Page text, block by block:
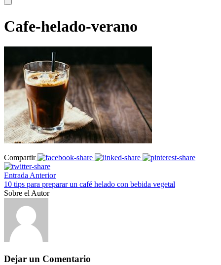
Cafe-helado-verano
Compartir
Entrada Anterior
10 tips para preparar un café helado con bebida vegetal
Sobre el Autor
Dejar un Comentario